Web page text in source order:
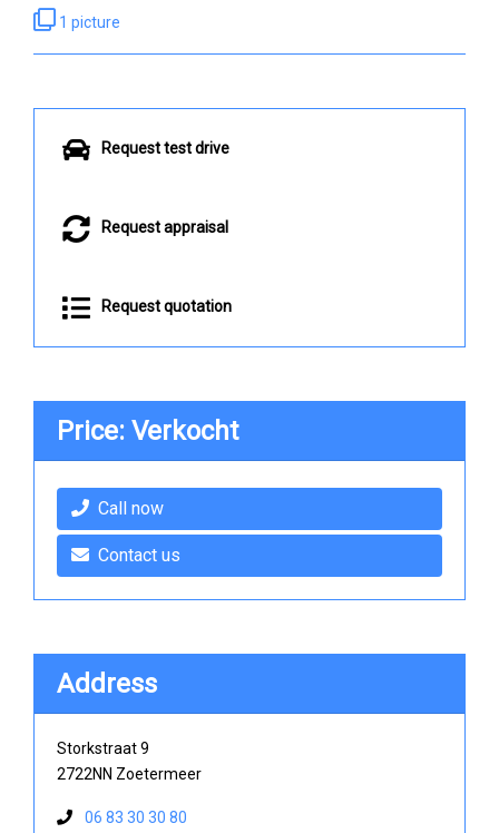
1 picture
Request test drive
Request appraisal
Request quotation
Price: Verkocht
Call now
Contact us
Address
Storkstraat 9
2722NN Zoetermeer
06 83 30 30 80